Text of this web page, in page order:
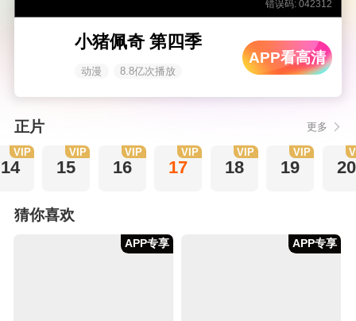
错误码: 042312
小猪佩奇 第四季
动漫 8.8亿次播放
APP看高清
正片 更多
14
VIP
15
VIP
16
VIP
17
VIP
18
VIP
19
VIP
20
猜你喜欢
APP专享 APP专享